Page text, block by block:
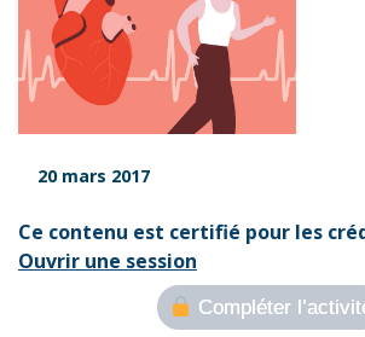
20 mars 2017
Ce contenu est certifié pour les
Ouvrir une session
Compléter